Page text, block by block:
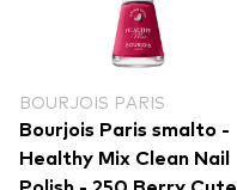
BOURJOIS PARIS
Bourjois Paris smalto -
Healthy Mix Clean Nail